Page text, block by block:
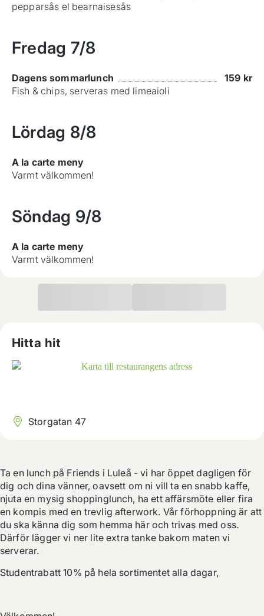
pepparsås el bearnaisesås
Fredag 7/8
Dagens sommarlunch 159 kr
Fish & chips, serveras med limeaioli
Lördag 8/8
A la carte meny
Varmt välkommen!
Söndag 9/8
A la carte meny
Varmt välkommen!
Hitta hit
Storgatan 47
Ta en lunch på Friends i Luleå - vi har öppet dagligen för
dig och dina vänner, oavsett om ni vill ta en snabb kaffe,
njuta en mysig shoppinglunch, ha ett affärsmöte eller fira
en kompis med en trevlig afterwork. Vår förhoppning är att
du ska känna dig som hemma här och trivas med oss.
Därför lägger vi ner lite extra tanke bakom maten vi
serverar.
Studentrabatt 10% på hela sortimentet alla dagar,